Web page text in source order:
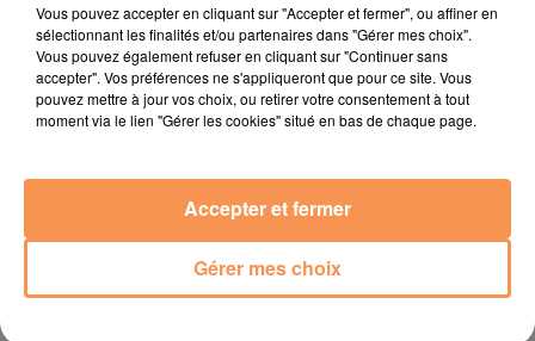
2h03
2h03 2h00
2h00
BEBE REXHA
Sad Girls
1h56
1h56
LE TOP
Vous pouvez accepter en cliquant sur "Accepter et fermer", ou affiner en
sélectionnant les finalités et/ou partenaires dans "Gérer mes choix".
Vous pouvez également refuser en cliquant sur "Continuer sans
accepter". Vos préférences ne s'appliqueront que pour ce site. Vous
pouvez mettre à jour vos choix, ou retirer votre consentement à tout
moment via le lien "Gérer les cookies" situé en bas de chaque page.
Gérer mes choix
Accepter et fermer